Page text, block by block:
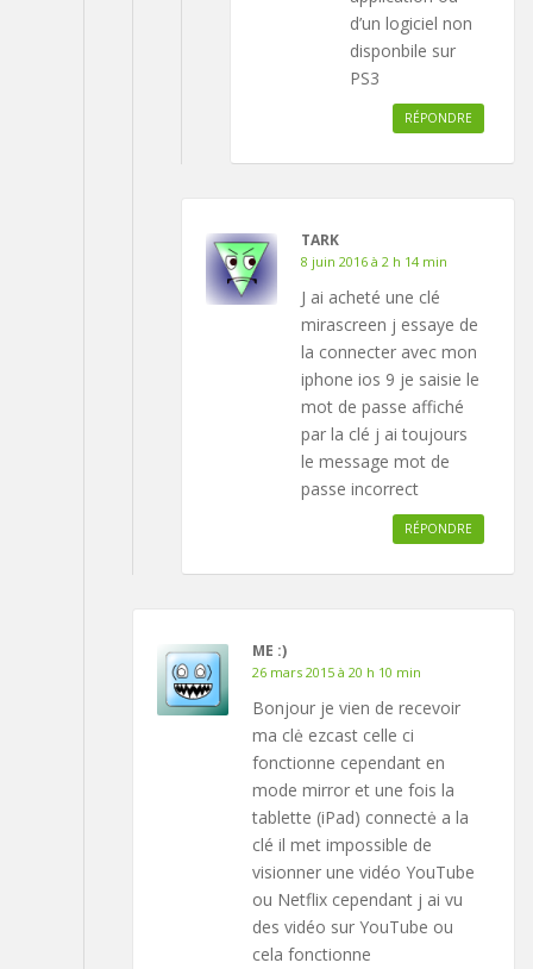
d’un logiciel non
disponbile sur
PS3
RÉPONDRE
TARK
8 juin 2016 à 2 h 14 min
J ai acheté une clé
mirascreen j essaye de
la connecter avec mon
iphone ios 9 je saisie le
mot de passe affiché
par la clé j ai toujours
le message mot de
passe incorrect
RÉPONDRE
ME :)
26 mars 2015 à 20 h 10 min
Bonjour je vien de recevoir
ma clė ezcast celle ci
fonctionne cependant en
mode mirror et une fois la
tablette (iPad) connectė a la
clé il met impossible de
visionner une vidéo YouTube
ou Netflix cependant j ai vu
des vidéo sur YouTube ou
cela fonctionne